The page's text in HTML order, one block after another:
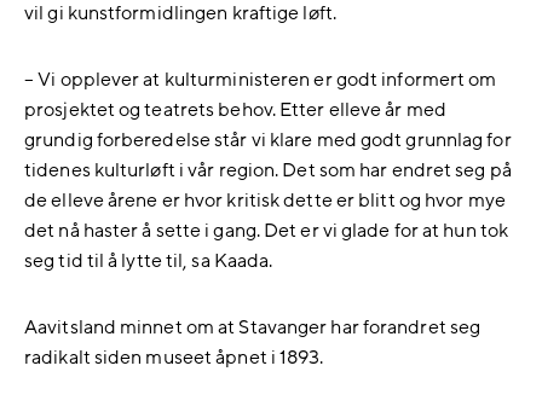
vil gi kunstformidlingen kraftige løft.
– Vi opplever at kulturministeren er godt informert om
prosjektet og teatrets behov. Etter elleve år med
grundig forberedelse står vi klare med godt grunnlag for
tidenes kulturløft i vår region. Det som har endret seg på
de elleve årene er hvor kritisk dette er blitt og hvor mye
det nå haster å sette i gang. Det er vi glade for at hun tok
seg tid til å lytte til, sa Kaada.
Aavitsland minnet om at Stavanger har forandret seg
radikalt siden museet åpnet i 1893.